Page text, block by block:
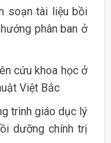
soạn tài liệu bồi
phân ban ở
cứu khoa học ở
Việt Bắc
trình giáo dục lý
dưỡng chính trị